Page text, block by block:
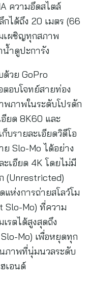
ความอึดสไตล์
ได้ถึง 20 เมตร (66
เผชิญทุกสภาพ
ำดูปะการัง
ด้วย GoPro
ตอบโจทย์สายท่อง
พภาพในระดับโปรดัก
ยด 8K60 และ
บรายละเอียดวิดีโอ
Slo-Mo ได้อย่าง
เอียด 4K โดยไม่มี
(Unrestricted)
ห่งการถ่ายสโลว์โม
Slo-Mo) ที่ความ
รตได้สูงสุดถึง
Mo) เพื่อหยุดทุก
นภาพที่นุ่มนวลระดับ
เอนด์